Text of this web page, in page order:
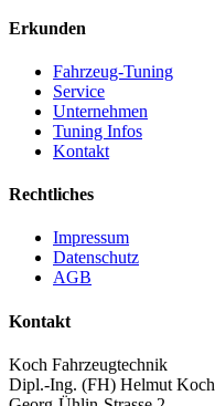
Erkunden
Fahrzeug-Tuning
Service
Unternehmen
Tuning Infos
Kontakt
Rechtliches
Impressum
Datenschutz
AGB
Kontakt
Koch Fahrzeugtechnik
Dipl.-Ing. (FH) Helmut Koch